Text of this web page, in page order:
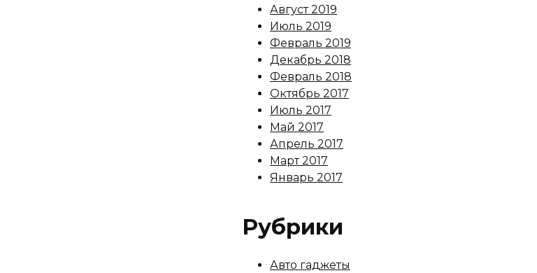
Август 2019
Июль 2019
Февраль 2019
Декабрь 2018
Февраль 2018
Октябрь 2017
Июль 2017
Май 2017
Апрель 2017
Март 2017
Январь 2017
Рубрики
Авто гаджеты